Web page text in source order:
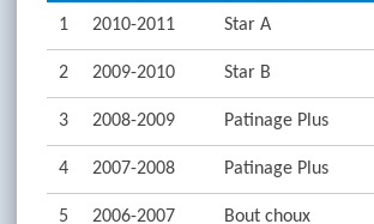
1 2010-2011 Star A
2 2009-2010 Star B
3 2008-2009 Patinage Plus
4 2007-2008 Patinage Plus
5 2006-2007 Bout choux